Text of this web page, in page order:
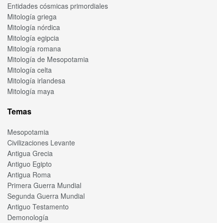
Entidades cósmicas primordiales
Mitología griega
Mitología nórdica
Mitología egipcia
Mitología romana
Mitología de Mesopotamia
Mitología celta
Mitología irlandesa
Mitología maya
Temas
Mesopotamia
Civilizaciones Levante
Antigua Grecia
Antiguo Egipto
Antigua Roma
Primera Guerra Mundial
Segunda Guerra Mundial
Antiguo Testamento
Demonología